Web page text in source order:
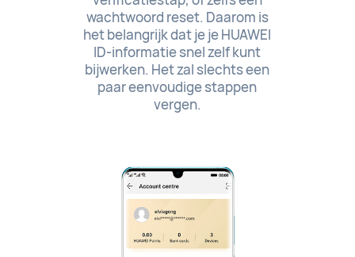
wachtwoord reset. Daarom is
het belangrijk dat je je HUAWEI
ID-informatie snel zelf kunt
bijwerken. Het zal slechts een
paar eenvoudige stappen
vergen.